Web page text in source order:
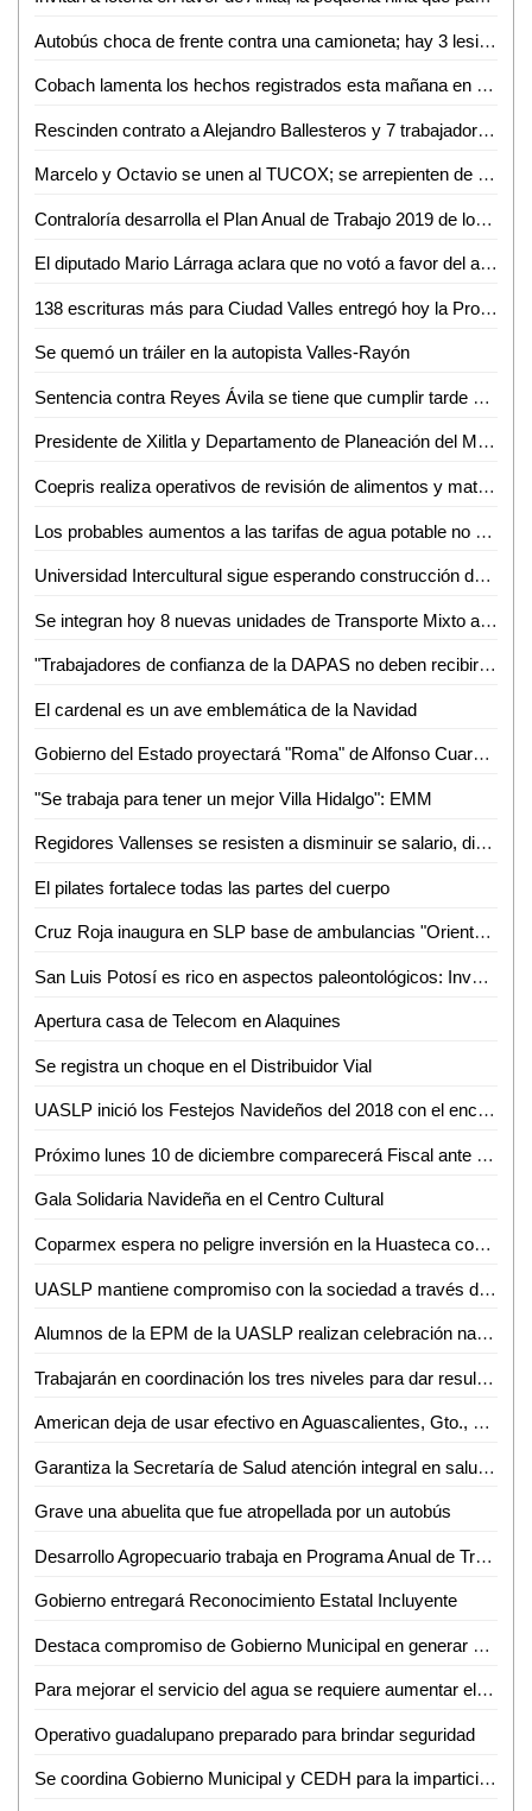
Autobús choca de frente contra una camioneta; hay 3 lesionados
Cobach lamenta los hechos registrados esta mañana en plantel 08 de Xilitla
Rescinden contrato a Alejandro Ballesteros y 7 trabajadores más
Marcelo y Octavio se unen al TUCOX; se arrepienten de haber apoyado a Xavier Azuara
Contraloría desarrolla el Plan Anual de Trabajo 2019 de los órganos internos de control
El diputado Mario Lárraga aclara que no votó a favor del aumento del agua
138 escrituras más para Ciudad Valles entregó hoy la Promotora del Estado
Se quemó un tráiler en la autopista Valles-Rayón
Sentencia contra Reyes Ávila se tiene que cumplir tarde o temprano: LACM
Presidente de Xilitla y Departamento de Planeación del Municipio formalizan integración del COPLADEM
Coepris realiza operativos de revisión de alimentos y matanza de cerdos
Los probables aumentos a las tarifas de agua potable no son responsabilidad de la ASE
Universidad Intercultural sigue esperando construcción de camino por parte del Ayuntamiento
Se integran hoy 8 nuevas unidades de Transporte Mixto a rutas de Valles
"Trabajadores de confianza de la DAPAS no deben recibir aguinaldo, incluyendo a Edgar Sánchez": Alejandro Ballesteros
El cardenal es un ave emblemática de la Navidad
Gobierno del Estado proyectará "Roma" de Alfonso Cuarón en la Cineteca Alameda
"Se trabaja para tener un mejor Villa Hidalgo": EMM
Regidores Vallenses se resisten a disminuir se salario, dicen que legalmente no se puede
El pilates fortalece todas las partes del cuerpo
Cruz Roja inaugura en SLP base de ambulancias "Oriente-Sur"
San Luis Potosí es rico en aspectos paleontológicos: Investigador de la UASLP
Apertura casa de Telecom en Alaquines
Se registra un choque en el Distribuidor Vial
UASLP inició los Festejos Navideños del 2018 con el encendido del Patio del Edificio Central
Próximo lunes 10 de diciembre comparecerá Fiscal ante Diputados
Gala Solidaria Navideña en el Centro Cultural
Coparmex espera no peligre inversión en la Huasteca con llegada de AMLO
UASLP mantiene compromiso con la sociedad a través del trabajo del voluntariado
Alumnos de la EPM de la UASLP realizan celebración navideña 2018
Trabajarán en coordinación los tres niveles para dar resultados: JM Carreras
American deja de usar efectivo en Aguascalientes, Gto., Hermosillo, Qro. y SLP
Garantiza la Secretaría de Salud atención integral en salud sexual y reproductiva para adolescentes
Grave una abuelita que fue atropellada por un autobús
Desarrollo Agropecuario trabaja en Programa Anual de Trabajo
Gobierno entregará Reconocimiento Estatal Incluyente
Destaca compromiso de Gobierno Municipal en generar acciones contra alerta de género: Regidoras
Para mejorar el servicio del agua se requiere aumentar el costo: Jesús Priego
Operativo guadalupano preparado para brindar seguridad
Se coordina Gobierno Municipal y CEDH para la impartición del taller sobre Violencia de Género contra las Mujeres